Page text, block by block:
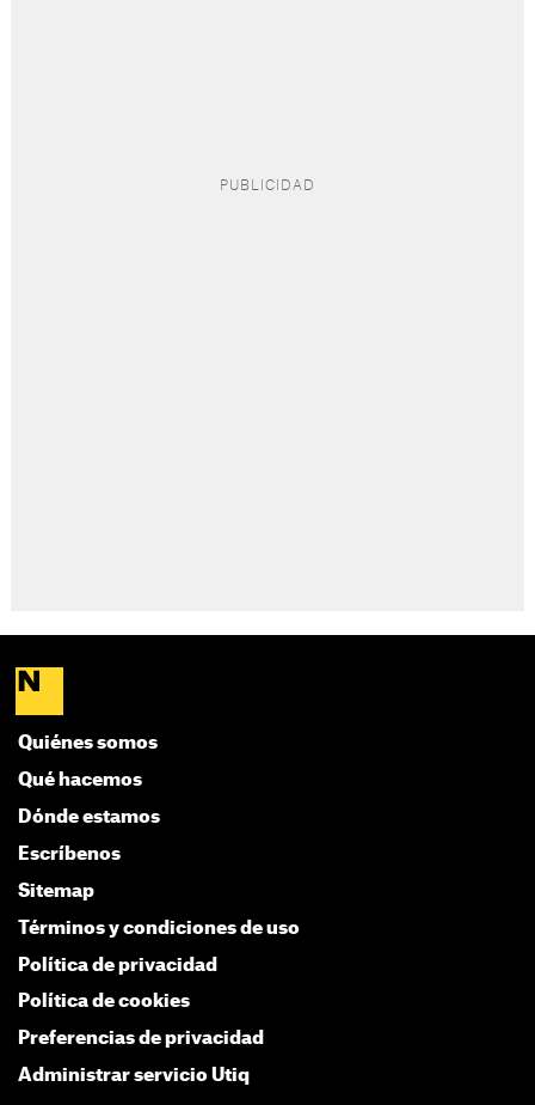
Quiénes somos
Qué hacemos
Dónde estamos
Escríbenos
Sitemap
Términos y condiciones de uso
Política de privacidad
Política de cookies
Preferencias de privacidad
Administrar servicio Utiq